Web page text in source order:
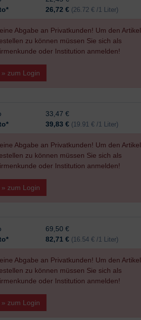
26,72 € (26.72 € /1 Liter)
Abgabe an Privatkunden! Um den Artikel
zu können müssen Sie sich als
oder Institution anmelden!
» zum Login
33,47 €
39,83 € (19.91 € /1 Liter)
Abgabe an Privatkunden! Um den Artikel
zu können müssen Sie sich als
oder Institution anmelden!
» zum Login
69,50 €
82,71 € (16.54 € /1 Liter)
Abgabe an Privatkunden! Um den Artikel
zu können müssen Sie sich als
oder Institution anmelden!
» zum Login